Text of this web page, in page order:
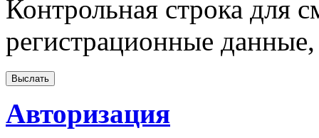
Контрольная строка для
регистрационные
Авторизация